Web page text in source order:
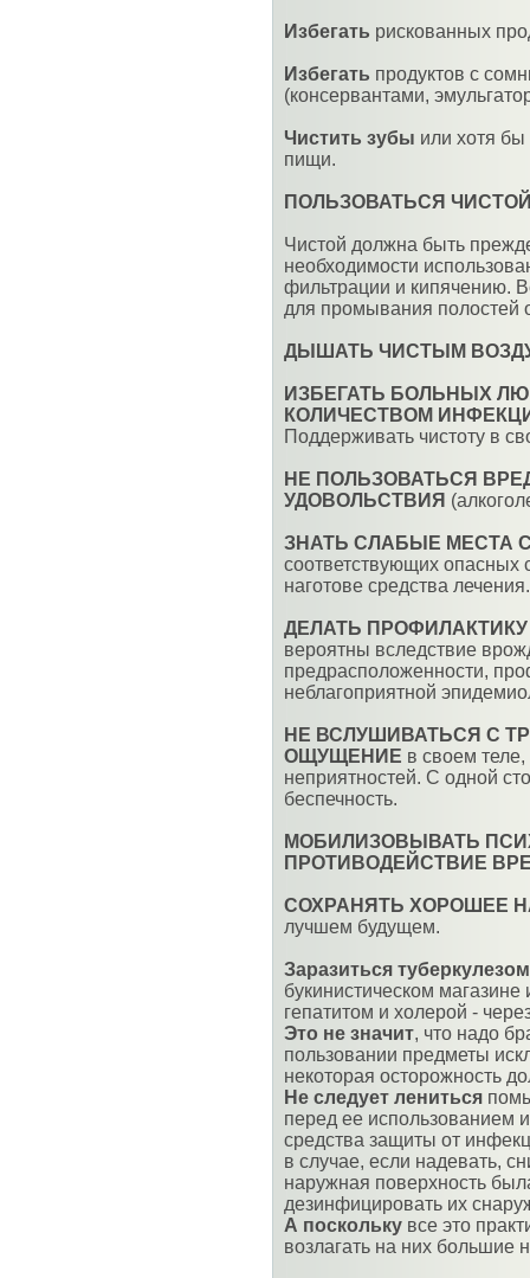
Избегать рискованных
Избегать продуктов с
(консервантами,
Чистить зубы или хотя
пищи.
ПОЛЬЗОВАТЬСЯ
Чистой должна быть
необходимости
фильтрации и кипячению.
для промывания полостей
ДЫШАТЬ ЧИСТЫМ
ИЗБЕГАТЬ БОЛЬНЫХ
КОЛИЧЕСТВОМ
Поддерживать чистоту в
НЕ ПОЛЬЗОВАТЬСЯ
УДОВОЛЬСТВИЯ
ЗНАТЬ СЛАБЫЕ МЕСТА
соответствующих опасных
наготове средства лечения.
ДЕЛАТЬ
вероятны вследствие
предрасположенности,
неблагоприятной
НЕ ВСЛУШИВАТЬСЯ С
ОЩУЩЕНИЕ в своем
неприятностей. С одной
беспечность.
МОБИЛИЗОВЫВАТЬ
ПРОТИВОДЕЙСТВИЕ
СОХРАНЯТЬ ХОРОШЕЕ
лучшем будущем.
Заразиться туберкулезом
букинистическом
гепатитом и холерой -
Это не значит, что надо
пользовании предметы
некоторая осторожность
Не следует лениться
перед ее использованием и
средства защиты от
в случае, если надевать,
наружная поверхность
дезинфицировать их
А поскольку все это
возлагать на них большие